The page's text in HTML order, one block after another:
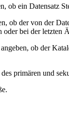
ob ein Datensatz
ob der von der
bei der letzten
ob der
primären und